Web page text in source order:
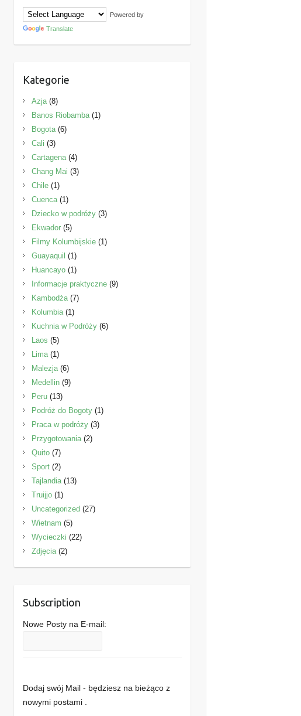
Powered by
Translate
Kategorie
Azja(8)
Banos Riobamba(1)
Bogota(6)
Cali (3)
Cartagena(4)
Chang Mai (3)
Chile(1)
Cuenca(1)
Dziecko w podróży(3)
Ekwador(5)
Filmy Kolumbijskie(1)
Guayaquil (1)
Huancayo(1)
Informacje praktyczne(9)
Kambodża(7)
Kolumbia(1)
Kuchnia w Podróży(6)
Laos (5)
Lima(1)
Malezja(6)
Medellin(9)
Peru(13)
Podróż do Bogoty(1)
Praca w podróży(3)
Przygotowania(2)
Quito(7)
Sport(2)
Tajlandia(13)
Truijjo(1)
Uncategorized (27)
Wietnam (5)
Wycieczki (22)
Zdjęcia(2)
Subscription
Nowe Posty na E-mail:
Dodaj swój Mail - będziesz na bieżąco z
nowymi postami .